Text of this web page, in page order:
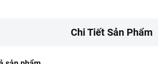
Chi Tiết Sản Phẩm